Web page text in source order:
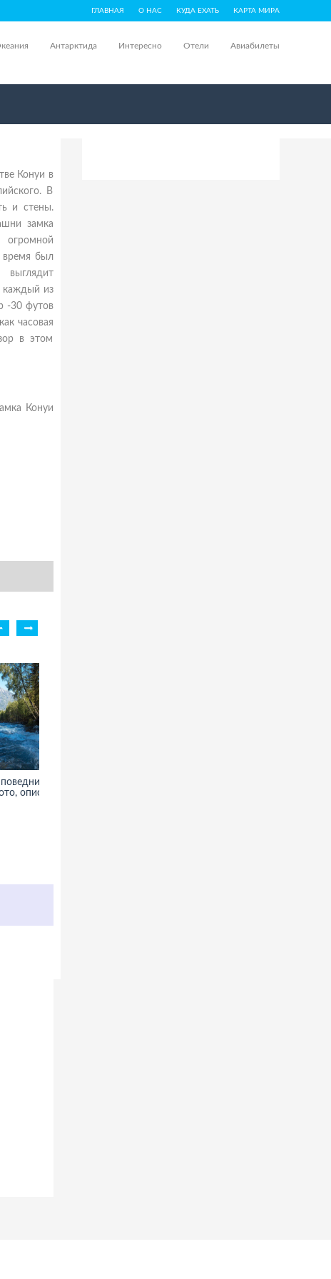
ГЛАВНАЯ О НАС КУДА ЕХАТЬ КАРТА МИРА
Антарктида Интересно Отели Авиабилеты
Конуи в
В
и стены.
замка
огромной
время был
каждый из
-30 футов
часовая
в этом
Конуи
-
описание